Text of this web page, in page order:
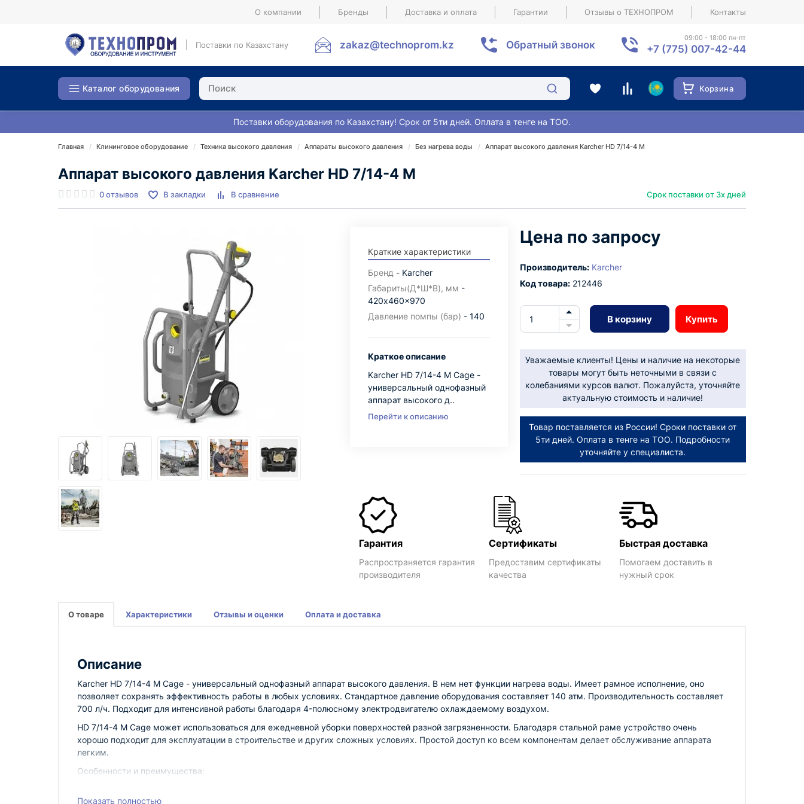
О компании Бренды Доставка и оплата Гарантии Отзывы о ТЕХНОПРОМ Контакты
Поставки по Казахстану zakaz@technoprom.kz Обратный звонок
09:00 - 18:00 пн-пт
+7 (775) 007-42-44
Каталог оборудования Корзина
Поставки оборудования по Казахстану! Срок от 5ти дней. Оплата в тенге на ТОО.
Главная Клининговое оборудование Техника высокого давления Аппараты высокого давления Без нагрева воды Аппарат высокого давления Karcher HD 7/14-4 M
Аппарат высокого давления Karcher HD 7/14-4 M
0 отзывов В закладки В сравнение Срок поставки от 3х дней
Краткие характеристики
Бренд - Karcher
Габариты(Д*Ш*В), мм -
420x460x970
Давление помпы (бар) - 140
Краткое описание
Karcher HD 7/14-4 M Cage -
универсальный однофазный
аппарат высокого д..
Перейти к описанию
Цена по запросу
Производитель: Karcher
Код товара:212446
В корзину Купить
Уважаемые клиенты! Цены и наличие на некоторые
товары могут быть неточными в связи с
колебаниями курсов валют. Пожалуйста, уточняйте
актуальную стоимость и наличие!
Товар поставляется из России! Сроки поставки от
5ти дней. Оплата в тенге на ТОО. Подробности
уточняйте у специалиста.
Гарантия
Распространяется гарантия
производителя
Сертификаты
Предоставим сертификаты
качества
Быстрая доставка
Помогаем доставить в
нужный срок
О товаре Характеристики Отзывы и оценки Оплата и доставка
Описание
Karcher HD 7/14-4 M Cage - универсальный однофазный аппарат высокого давления. В нем нет функции нагрева воды. Имеет рамное исполнение, оно
позволяет сохранять эффективность работы в любых условиях. Стандартное давление оборудования составляет 140 атм. Производительность составляет
700 л/ч. Подходит для интенсивной работы благодаря 4-полюсному электродвигателю охлаждаемому воздухом.
HD 7/14-4 M Cage может использоваться для ежедневной уборки поверхностей разной загрязненности. Благодаря стальной раме устройство очень
хорошо подходит для эксплуатации в строительстве и других сложных условиях. Простой доступ ко всем компонентам делает обслуживание аппарата
легким.
Особенности и преимущества:
является 2-полюсной двигатель с воздушным охлаждением.
Показать полностью